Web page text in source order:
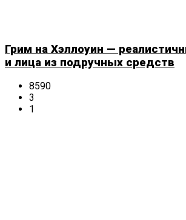
Грим на Хэллоуин —
и лица из подручных средств
8590
3
1